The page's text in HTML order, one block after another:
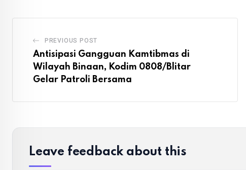
PREVIOUS POST
Antisipasi Gangguan Kamtibmas di
Wilayah Binaan, Kodim 0808/Blitar
Gelar Patroli Bersama
Leave feedback about this